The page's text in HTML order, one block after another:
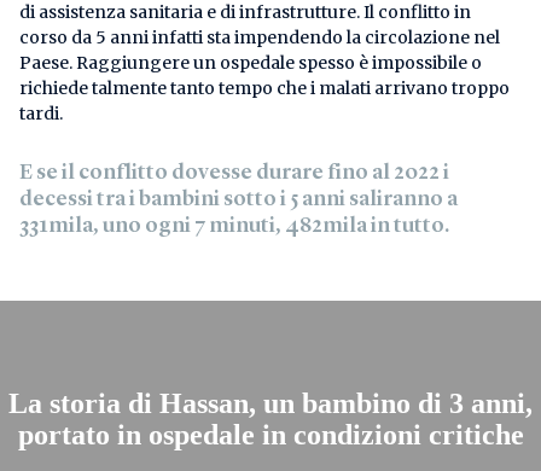
di assistenza sanitaria e di infrastrutture. Il conflitto in
corso da 5 anni infatti sta impendendo la circolazione nel
Paese. Raggiungere un ospedale spesso è impossibile o
richiede talmente tanto tempo che i malati arrivano troppo
tardi.
E se il conflitto dovesse durare fino al 2022 i
decessi tra i bambini sotto i 5 anni saliranno a
331mila, uno ogni 7 minuti, 482mila in tutto.
La storia di Hassan, un bambino di 3 anni,
portato in ospedale in condizioni critiche